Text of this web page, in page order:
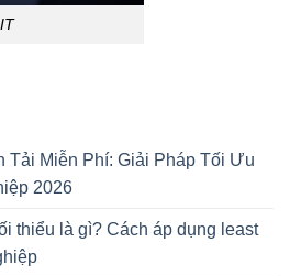
Tải Miễn Phí: Giải Pháp Tối Ưu
2026
thiểu là gì? Cách áp dụng least